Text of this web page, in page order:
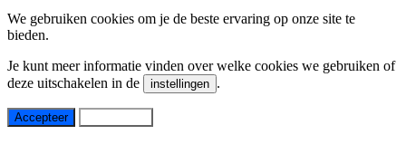
We gebruiken cookies om je de beste ervaring op onze site te
bieden.
Je kunt meer informatie vinden over welke cookies we gebruiken of
deze uitschakelen in de
instellingen .
Accepteer